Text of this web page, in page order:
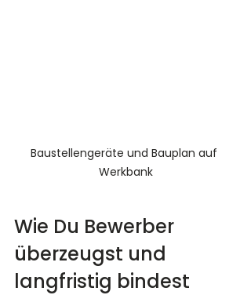
Baustellengeräte und Bauplan auf
Werkbank
Wie Du Bewerber
überzeugst und
langfristig bindest